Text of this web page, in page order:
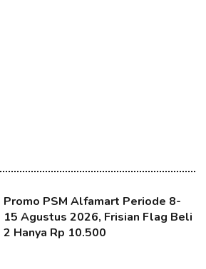
Promo PSM Alfamart Periode 8-
15 Agustus 2026, Frisian Flag Beli
2 Hanya Rp 10.500